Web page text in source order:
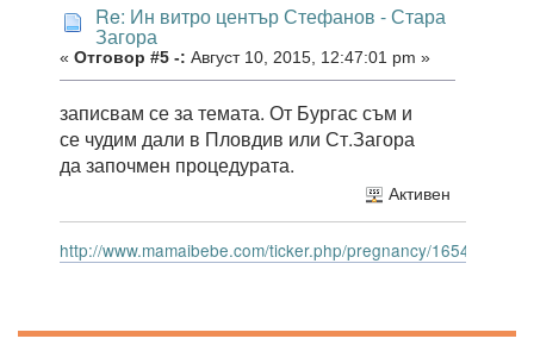
Re: Ин витро център Стефанов - Стара
Загора
« Отговор #5 -: Август 10, 2015, 12:47:01 pm »
записвам се за темата. От Бургас съм и
се чудим дали в Пловдив или Ст.Загора
да започмен процедурата.
Активен
http://www.mamaibebe.com/ticker.php/pregnancy/165414.gif